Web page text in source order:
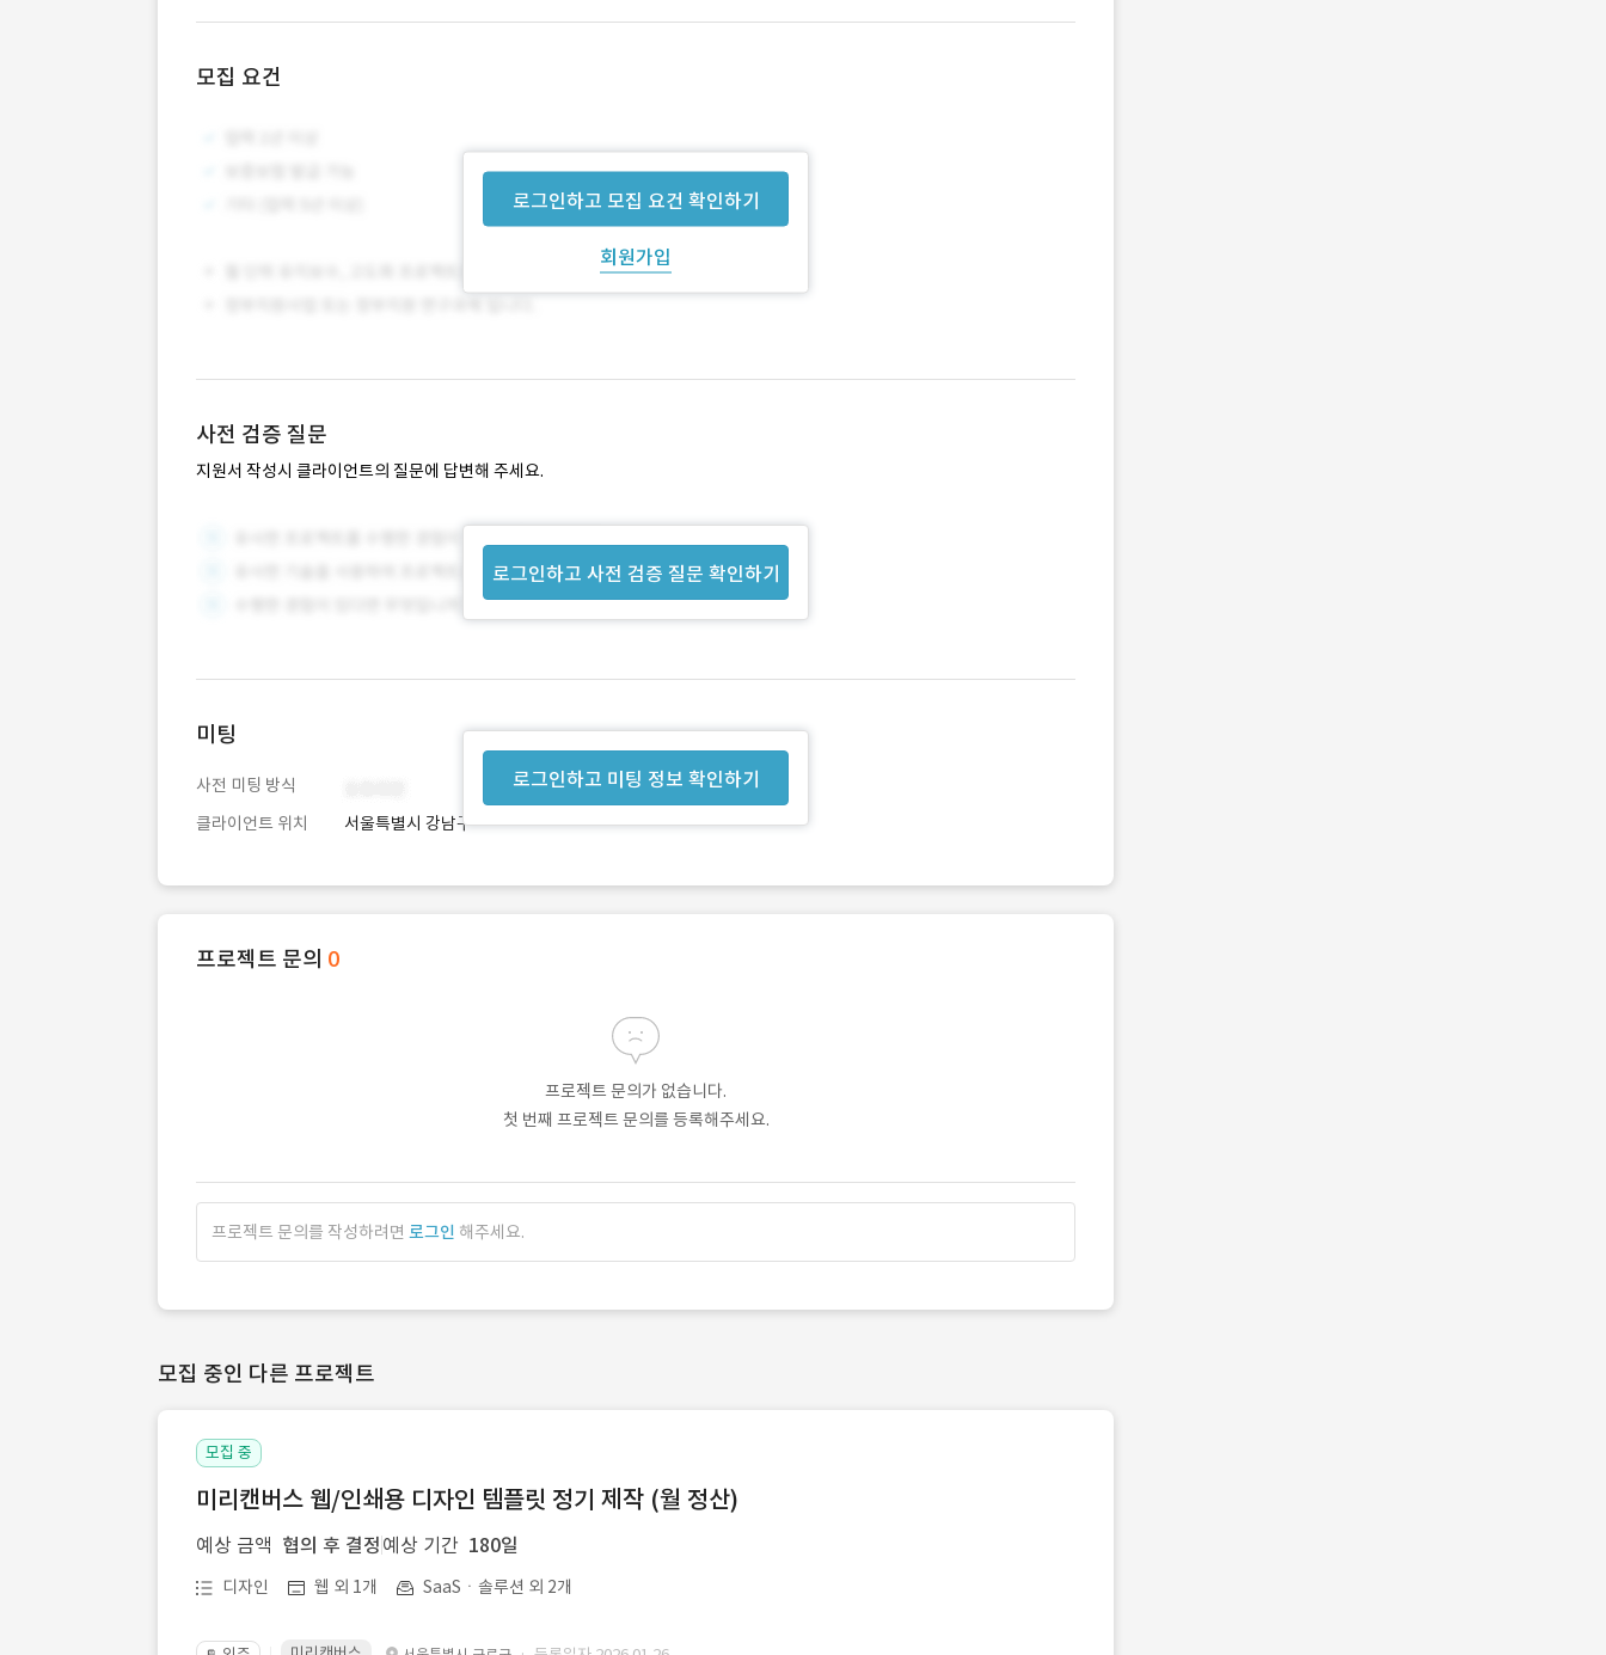
모집 요건
로그인하고 모집 요건 확인하기
회원가입
사전 검증 질문
지원서 작성시 클라이언트의 질문에 답변해 주세요.
로그인하고 사전 검증 질문 확인하기
로그인하고 미팅 정보 확인하기
미팅
사전 미팅 방식
클라이언트 위치
서울특별시 강남구
프로젝트 문의 0
프로젝트 문의가 없습니다.
첫 번째 프로젝트 문의를 등록해주세요.
프로젝트 문의를 작성하려면 로그인 해주세요.
모집 중인 다른 프로젝트
모집 중
미리캔버스 웹/인쇄용 디자인 템플릿 정기 제작 (월 정산)
예상 금액 협의 후 결정 예상 기간 180일
디자인 웹 외 1개 SaaSㆍ솔루션 외 2개